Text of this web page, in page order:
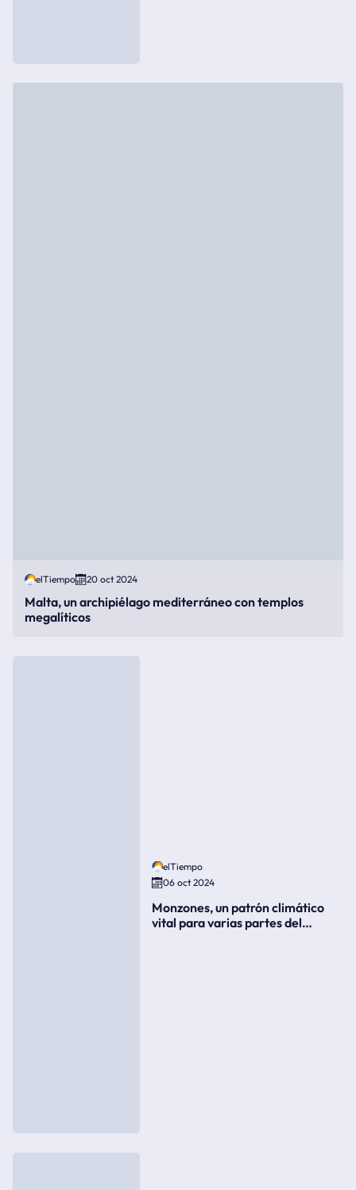
elTiempo 20 oct 2024
Malta, un archipiélago mediterráneo con templos
megalíticos
elTiempo
06 oct 2024
Monzones, un patrón climático
vital para varias partes del